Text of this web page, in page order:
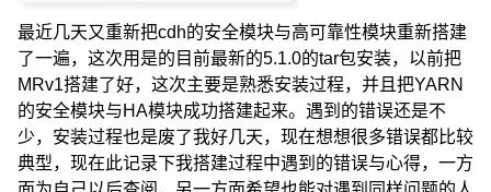
最近几天又重新把cdh的安全模块与高可靠性模块重新搭建
了一遍，这次用是的目前最新的5.1.0的tar包安装，以前把
MRv1搭建了好，这次主要是熟悉安装过程，并且把YARN
的安全模块与HA模块成功搭建起来。遇到的错误还是不
少，安装过程也是废了我好几天，现在想想很多错误都比较
典型，现在此记录下我搭建过程中遇到的错误与心得，一方